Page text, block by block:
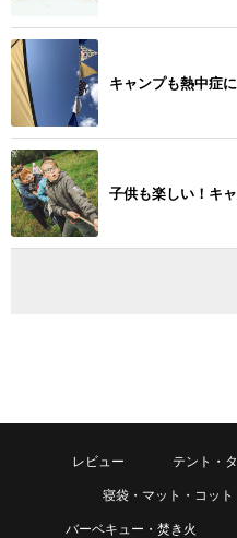
キャンプも熱中症
子供も楽しい！キ
レビュー テント・
寝袋・マット・コット
バーベキュー・焚き火